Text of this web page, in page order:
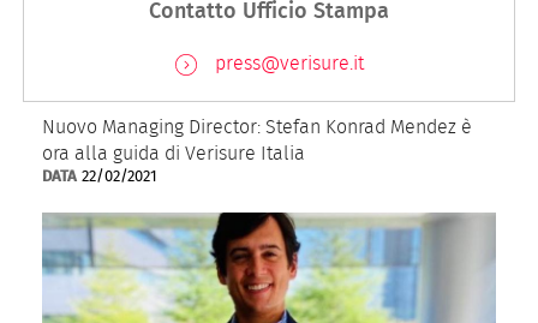
Contatto Ufficio Stampa
press@verisure.it
Nuovo Managing Director: Stefan Konrad Mendez è
ora alla guida di Verisure Italia
DATA 22/02/2021